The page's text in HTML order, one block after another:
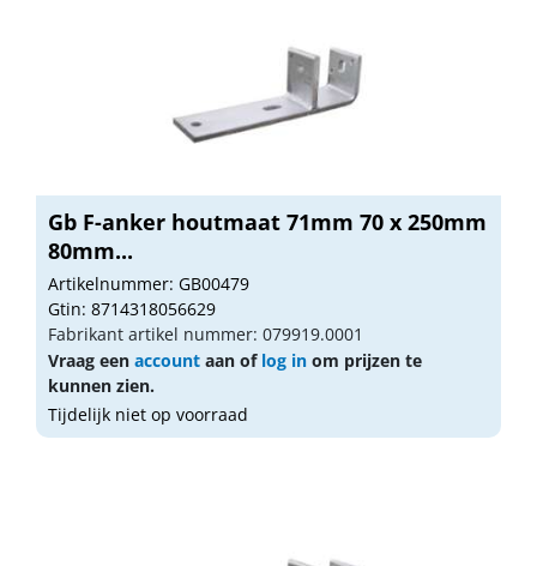
Gb F-anker houtmaat 71mm 70 x 250mm
80mm...
Artikelnummer: GB00479
Gtin: 8714318056629
Fabrikant artikel nummer: 079919.0001
Vraag een account aan of log in om prijzen te
kunnen zien.
Tijdelijk niet op voorraad